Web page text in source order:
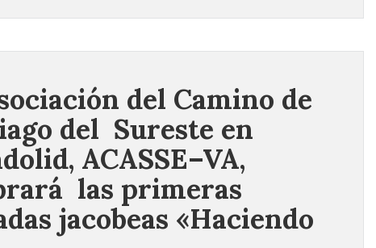
del Camino de
del Sureste en
ACASSE–VA,
las primeras
jacobeas «Haciendo